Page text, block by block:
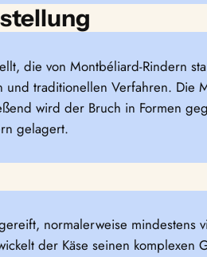
die von Montbéliard-Rindern
traditionellen Verfahren.
wird der Bruch in Formen
gelagert.
normalerweise mindestens
der Käse seinen komplexen